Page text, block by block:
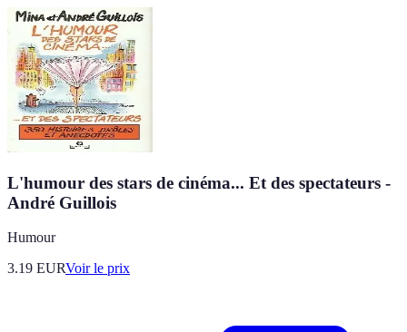
L'humour des stars de cinéma... Et des spectateurs -
André Guillois
Humour
3.19 EURVoir le prix